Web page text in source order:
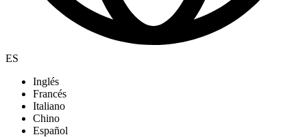
ES
Inglés
Francés
Italiano
Chino
Español